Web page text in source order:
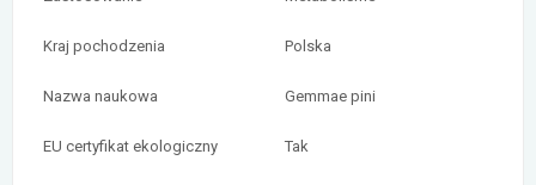
Kraj pochodzenia Polska
Nazwa naukowa Gemmae pini
EU certyfikat ekologiczny Tak